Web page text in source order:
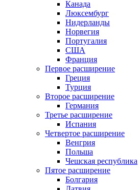
Канада
Люксембург
Нидерланды
Норвегия
Португалия
США
Франция
Первое расширение
Греция
Турция
Второе расширение
Германия
Третье расширение
Испания
Четвертое расширение
Венгрия
Польша
Чешская республика
Пятое расширение
Болгария